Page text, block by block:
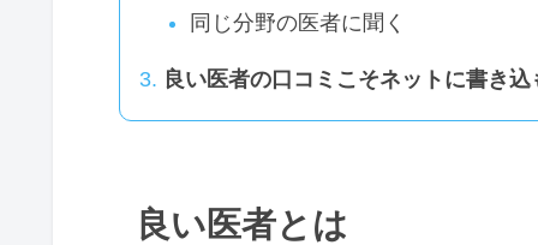
同じ分野の医者に聞く
良い医者の口コミこそネットに書き込
良い医者とは